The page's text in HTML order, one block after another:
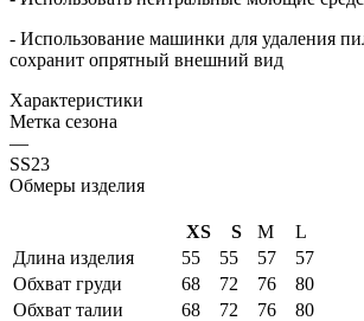
- Использование машинки для удаления
сохранит опрятный внешний вид
Характеристики
Метка сезона
—
SS23
Обмеры изделия
XS S M
L
Длина изделия
55 55 57
57
Обхват груди
68 72 76
80
Обхват талии
68 72 76
80